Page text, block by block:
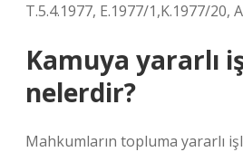
T.5.4.1977, E.1977/1,K.1977/20,
Kamuya yararlı
nelerdir?
Mahkumların topluma yararlı